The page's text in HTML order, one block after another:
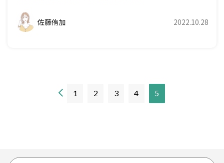
佐藤侑加 2022.10.28
1 2 3 4 5
在
ジ